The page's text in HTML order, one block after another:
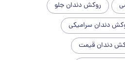
روکش دندان جلو
دندان سرامیکی
دندان قیمت